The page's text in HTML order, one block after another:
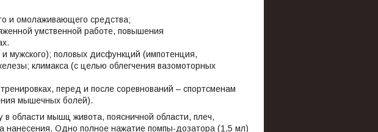
и омолаживающего средства;
умственной работе, повышения
мужского); половых дисфункций (импотенция,
климакса (с целью облегчения вазомоторных
перед и после соревнований – спортсменам
мышечных болей).
в области мышц живота, поясничной области, плеч,
Одно полное нажатие помпы-дозатора (1,5 мл)